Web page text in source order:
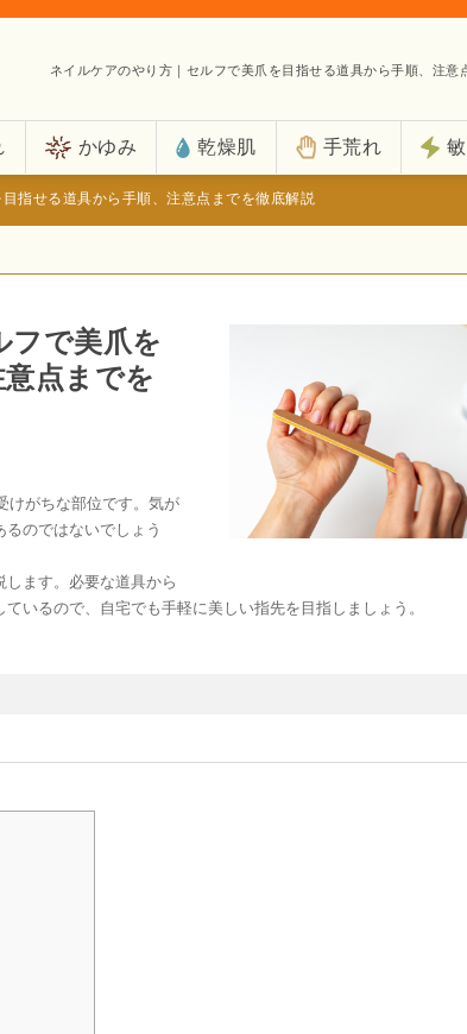
ネイルケアのやり方｜セルフで美爪を目指せる道具から手順、注意
かゆみ 乾燥肌 手荒れ
指せる道具から手順、注意点までを徹底解説
フで美爪を
点までを
けがちな部位です。気が
のではないでしょう
ます。必要な道具から
いるので、自宅でも手軽に美しい指先を目指しましょう。